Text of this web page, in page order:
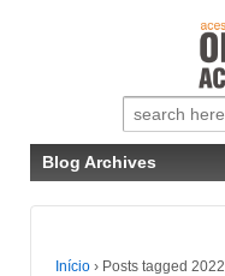
Pesquisar
por:
Blog Archives
Início › Posts tagged 2022